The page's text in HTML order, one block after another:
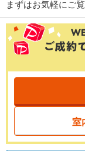
まずはお気軽にご覧
室